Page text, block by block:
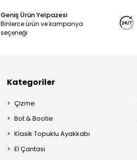
Geniş Ürün Yelpazesi
Binlerce ürün ve kampanya
seçeneği
Kategoriler
Çizme
Bot & Bootie
Klasik Topuklu Ayakkabı
El Çantası